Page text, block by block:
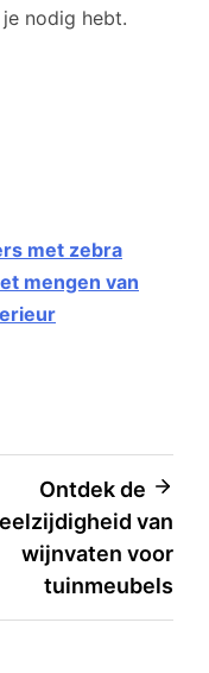
nodig hebt.
met zebra
mengen van
Ontdek de
van
wijnvaten voor
tuinmeubels